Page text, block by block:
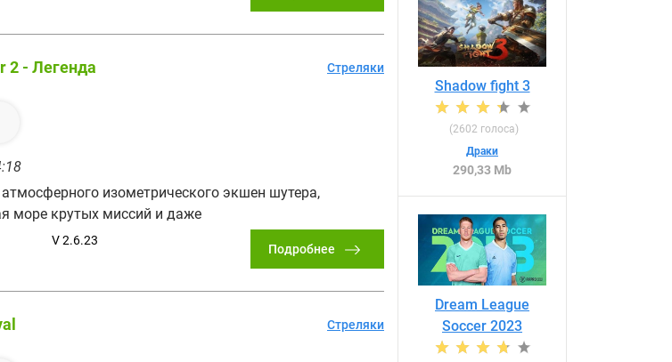
2 - Легенда
изометрического экшен шутера,
море крутых миссий и даже
V 2.6.23
Стреляки
Подробнее
Стреляки
Shadow fight 3
(2602 голоса)
Драки
290,33 Mb
Dream League
Soccer 2023